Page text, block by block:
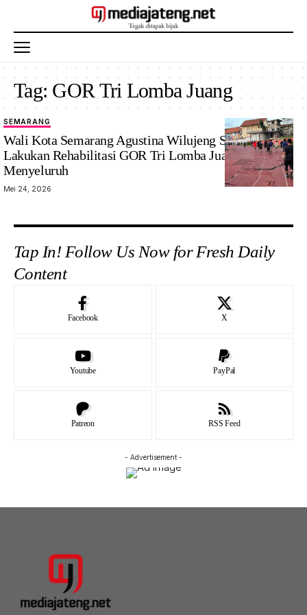
Tag: GOR Tri Lomba Juang
SEMARANG
Wali Kota Semarang Agustina Wilujeng Segera
Lakukan Rehabilitasi GOR Tri Lomba Juang Secara
Menyeluruh
Mei 24, 2026
Tap In! Follow Us Now for Fresh Daily
Content
Facebook X
Youtube PayPal
Patreon RSS Feed
- Advertisement -